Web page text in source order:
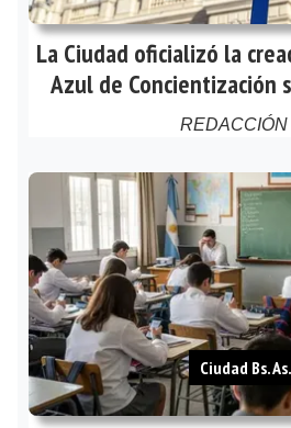
La Ciudad oficializó la
Azul de Concientización
REDACCIÓN
Ciudad Bs. As.